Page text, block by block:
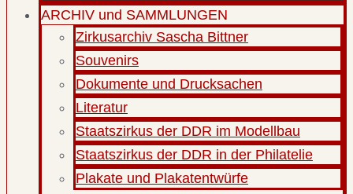
ARCHIV und SAMMLUNGEN
Zirkusarchiv Sascha Bittner
Souvenirs
Dokumente und Drucksachen
Literatur
Staatszirkus der DDR im Modellbau
Staatszirkus der DDR in der Philatelie
Plakate und Plakatentwürfe